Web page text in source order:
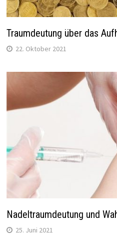
Traumdeutung über das
22. Oktober 2021
Nadeltraumdeutung und
25. Juni 2021